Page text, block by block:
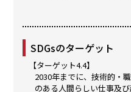
SDGsのターゲット
【ターゲット4.4】
2030年までに、技術的・
のある人間らしい仕事及